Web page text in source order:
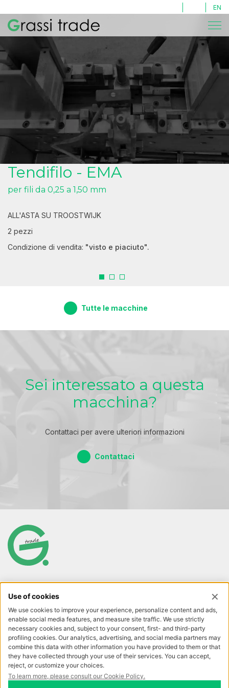
LOG IN EN
Tendifilo Meteor
Tendifilo - EMA
per fili da 0,25 a 1,50 mm
ALL'ASTA SU TROOSTWIJK
2 pezzi
Condizione di vendita: "visto e piaciuto".
Tutte le macchine
Sei interessato a questa
macchina?
Contattaci per avere ulteriori informazioni
Contattaci
Sede legale:
via Trieste, 5
22063 Cantù (CO) – Italy
Tel.:+39 339 8820118
E-mail:info@grassitrade.com
SEGUICI
P.I. 03669620134
REA CO-326850
Cap. soc. € 30.000 i.v.
Unipersonale